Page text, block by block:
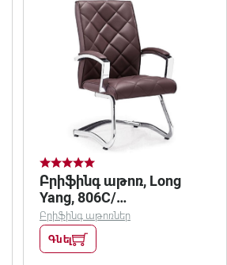
Բրիֆինգ աթոռ, Long
Yang, 806C/
շագանակագույն
Բրիֆինգ աթոռներ
Գնել